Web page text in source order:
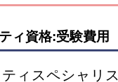
ィ資格:受験費用
ィスペシャリ